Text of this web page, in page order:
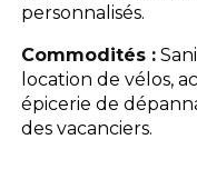
personnalisés.
Commodités :
location de vélos,
épicerie de
des vacanciers.